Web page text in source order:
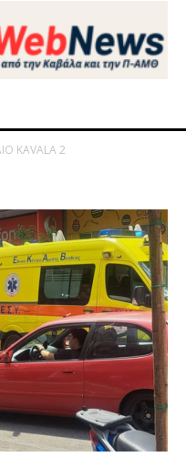
KAVALA 2